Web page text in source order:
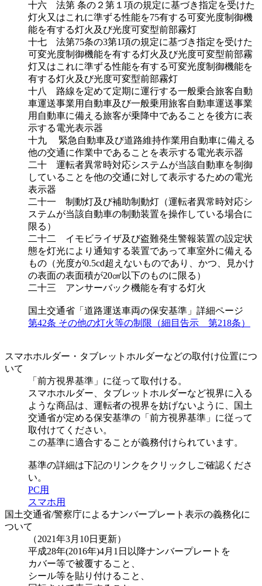
十六 法第 条の２第１項の規定に基づき指定を受けた
灯火又はこれに準ずる性能を75有する可変光度制御機
能を有する灯火及び光度可変型前部霧灯
十七 法第75条の3第1項の規定に基づき指定を受けた
可変光度制御機能を有する灯火及び光度可変型前部霧
灯又はこれに準ずる性能を有する可変光度制御機能を
有する灯火及び光度可変型前部霧灯
十八 路線を定めて定期に運行する一般乗合旅客自動
車運送事業用自動車及び一般乗用旅客自動車運送事業
用自動車に備える旅客が乗降中であることを後方に表
示する電光表示器
十九 緊急自動車及び道路維持作業用自動車に備える
他の交通に作業中であることを表示する電光表示器
二十 運転者異常時対応システムが当該自動車を制御
していることを他の交通に対して表示するための電光
表示器
二十一 制動灯及び補助制動灯（運転者異常時対応シ
ステムが当該自動車の制動装置を操作している場合に
限る）
二十二 イモビライザ及び盗難発生警報装置の設定状
態を灯光により通知する装置であって車室外に備える
もの（光度が0.5cd超えないものであり、かつ、見かけ
の表面の表面積が20㎠以下のものに限る）
二十三 アンサーバック機能を有する灯火
国土交通省「道路運送車両の保安基準」詳細ページ
第42条 その他の灯火等の制限（細目告示 第218条）
スマホホルダー・タブレットホルダーなどの取付け位置につ
いて
「前方視界基準」に従って取付ける。
スマホホルダー、タブレットホルダーなど視界に入る
ような商品は、運転者の視界を妨げないように、国土
交通省が定める保安基準の「前方視界基準」に従って
取付けてください。
この基準に適合することが義務付けられています。
基準の詳細は下記のリンクをクリックしご確認くださ
い。
PC用
スマホ用
国土交通省/警察庁によるナンバープレート表示の義務化に
ついて
（2021年3月10日更新）
平成28年(2016年)4月1日以降ナンバープレートを
カバー等で被覆すること、
シール等を貼り付けること、